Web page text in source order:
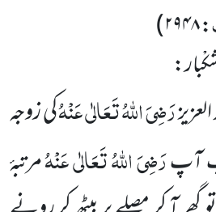
: ۲۹۴۸)
رَضِیَ اللہُ تَعَالٰی عَنْہُکی زوجہ
آپرَضِیَ اللہُ تَعَالٰی عَنْہُمرتبۂ